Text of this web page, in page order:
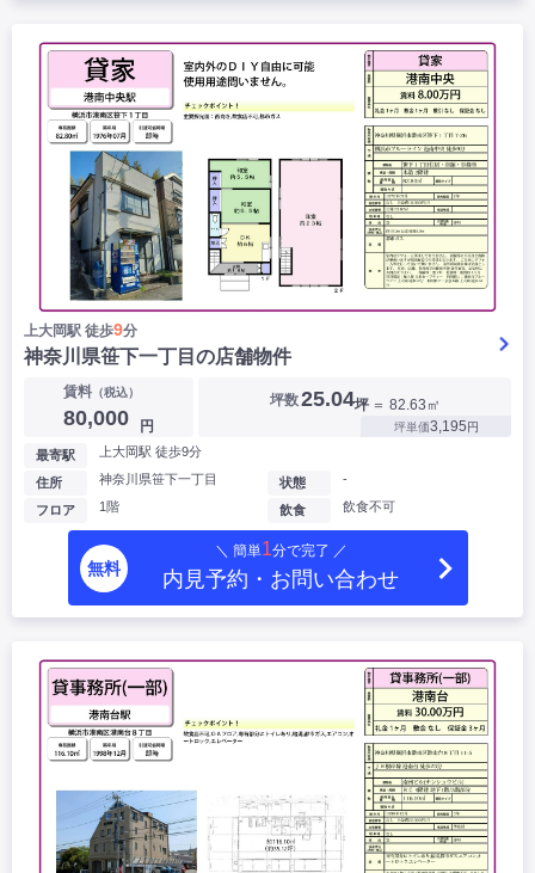
上大岡駅 徒歩9分
神奈川県笹下一丁目の店舗物件
賃料 （税込）
80,000 円
坪数25.04坪 ＝ 82.63㎡
坪単価3,195円
最寄駅 上大岡駅 徒歩9分
住所 神奈川県笹下一丁目
フロア 1階
状態 -
飲食 飲食不可
無料
＼ 簡単1分で完了 ／
内見予約・お問い合わせ